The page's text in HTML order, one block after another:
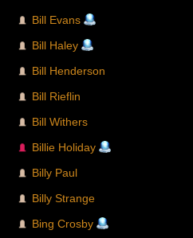
Bill Evans
Bill Haley
Bill Henderson
Bill Rieflin
Bill Withers
Billie Holiday
Billy Paul
Billy Strange
Bing Crosby